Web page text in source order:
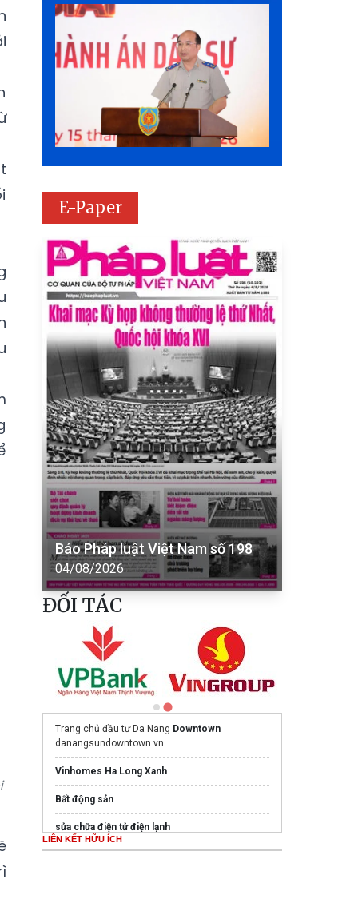
E-Paper
Báo Pháp luật Việt Nam số 198
04/08/2026
ĐỐI TÁC
Trang chủ đầu tư Da Nang Downtown
danangsundowntown.vn
Vinhomes Ha Long Xanh
Bất động sản
sửa chữa điện tử điện lạnh
LIÊN KẾT HỮU ÍCH